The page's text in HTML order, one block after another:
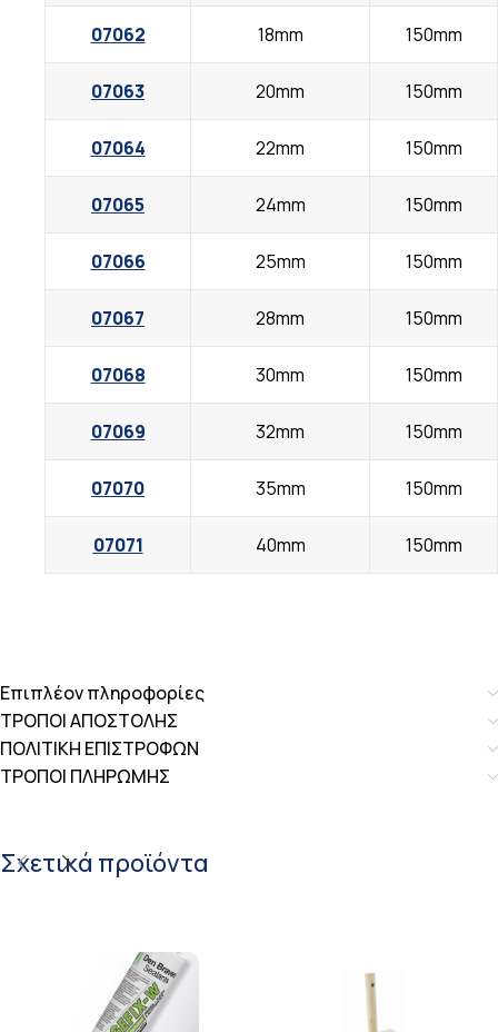
07062 18mm 150mm
07063 20mm 150mm
07064 22mm 150mm
07065 24mm 150mm
07066 25mm 150mm
07067 28mm 150mm
07068 30mm 150mm
07069 32mm 150mm
07070 35mm 150mm
07071 40mm 150mm
Επιπλέον πληροφορίες
ΤΡΟΠΟΙ ΑΠΟΣΤΟΛΗΣ
ΠΟΛΙΤΙΚΗ ΕΠΙΣΤΡΟΦΩΝ
ΤΡΟΠΟΙ ΠΛΗΡΩΜΗΣ
Σχετικά προϊόντα